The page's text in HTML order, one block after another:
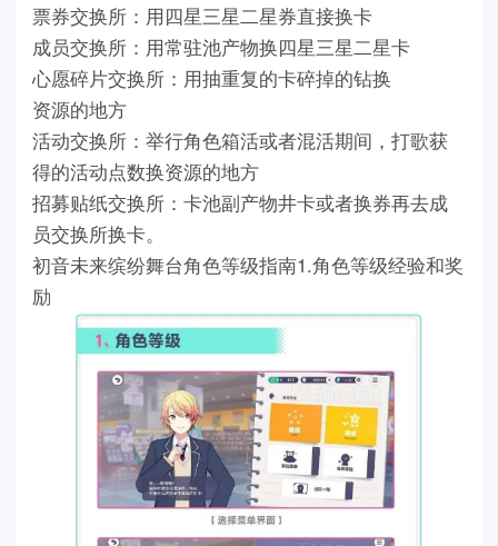
票券交换所：用四星三星二星券直接换卡
成员交换所：用常驻池产物换四星三星二星卡
心愿碎片交换所：用抽重复的卡碎掉的钻换
资源的地方
活动交换所：举行角色箱活或者混活期间，打歌获
得的活动点数换资源的地方
招募贴纸交换所：卡池副产物井卡或者换券再去成
员交换所换卡。
初音未来缤纷舞台角色等级指南1.角色等级经验和奖
励